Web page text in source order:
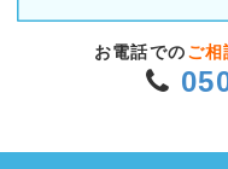
お電話での ご